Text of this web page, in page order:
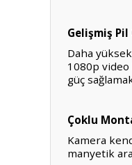
Gelişmiş
Daha
1080p video
güç
Çoklu
Kamera
manyetik